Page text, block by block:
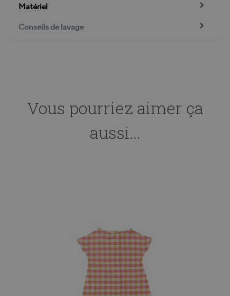
Matériel
Conseils de lavage
Vous pourriez aimer ça
aussi...